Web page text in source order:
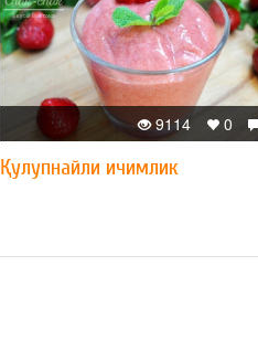
0
9114
Қулупнайли ичимлик